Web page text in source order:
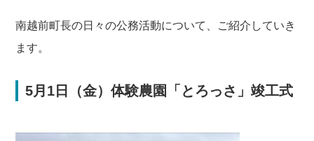
南越前町長の日々の公務活動について、ご紹介していき
ます。
5月1日（金）体験農園「とろっさ」竣工式